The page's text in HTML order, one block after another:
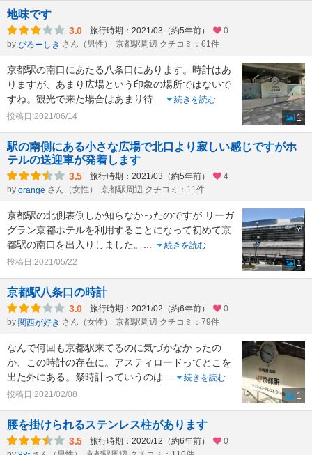
地味です
3.0 旅行時期：2021/03（約5年前）
0
by ぴろーしき さん（男性） 京都駅周辺 クチコミ：61件
京都駅の南口にあたる八条口にあります。時計はあ
りますが、あまり広場という印象の場所ではないで
すね。観光で来た場合はあまり待
続きを読む
投稿日:2021/06/14
1
駅の南側にある小さな広場で北口より寂しい感じですがホ
テルの送迎車が発着します
3.5 旅行時期：2021/03（約5年前）
4
by orange さん（女性） 京都駅周辺 クチコミ：11件
京都駅の北側表側しか知らなかったのですが リーガ
グラン京都ホテルを利用することになって初めて京
都駅の南口を出入りしました。
続きを読む
投稿日:2021/05/22
1
京都駅八条口の時計
3.0 旅行時期：2021/02（約6年前）
0
by 関西が好き さん（女性） 京都駅周辺 クチコミ：79件
なんで何回も京都駅来てるのに気づかなかったの
か、この時計の存在に。アスティロードってとこを
出た外にある。祭時計っていうのは
続きを読む
投稿日:2021/02/08
1
腰を掛けられるステンレス柱があります
3.5 旅行時期：2020/12（約6年前）
0